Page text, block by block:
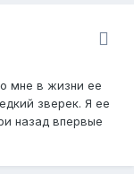
мне в жизни ее
зверек. Я ее
назад впервые